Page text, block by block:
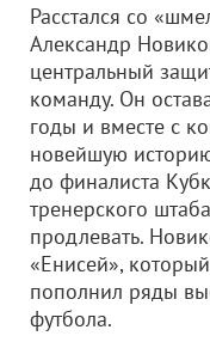
Расстался со
Александр
центральный
команду. Он
годы и вместе с
новейшую
до финалиста
тренерского
продлевать.
«Енисей»,
пополнил ряды
футбола.